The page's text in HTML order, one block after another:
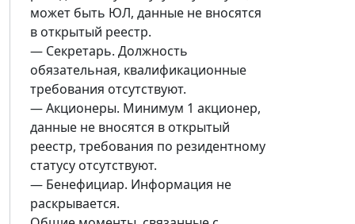
может быть ЮЛ, данные не вносятся
в открытый реестр.
— Секретарь. Должность
обязательная, квалификационные
требования отсутствуют.
— Акционеры. Минимум 1 акционер,
данные не вносятся в открытый
реестр, требования по резидентному
статусу отсутствуют.
— Бенефициар. Информация не
раскрывается.